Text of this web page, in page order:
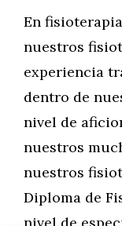
En
nuestros
experiencia
dentro de
nivel de
nuestros
nuestros
Diploma de